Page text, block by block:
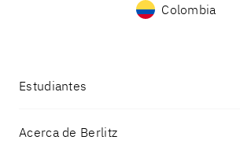
Colombia
Estudiantes
Acerca de Berlitz